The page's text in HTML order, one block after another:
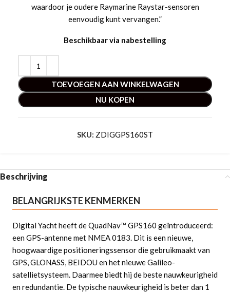
waardoor je oudere Raymarine Raystar-sensoren
eenvoudig kunt vervangen.”
Beschikbaar via nabestelling
TOEVOEGEN AAN WINKELWAGEN
NU KOPEN
SKU: ZDIGGPS160ST
Beschrijving
BELANGRIJKSTE KENMERKEN
Digital Yacht heeft de QuadNav™ GPS160 geïntroduceerd:
een GPS-antenne met NMEA 0183. Dit is een nieuwe,
hoogwaardige positioneringssensor die gebruikmaakt van
GPS, GLONASS, BEIDOU en het nieuwe Galileo-
satellietsysteem. Daarmee biedt hij de beste nauwkeurigheid
en redundantie. De typische nauwkeurigheid is beter dan 1